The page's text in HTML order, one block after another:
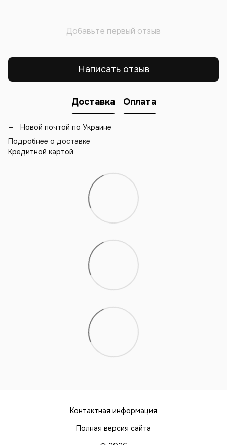
Добавьте первый отзыв
Написать отзыв
Доставка Оплата
Новой почтой по Украине
Подробнее о доставке
Кредитной картой
Контактная информация
Полная версия сайта